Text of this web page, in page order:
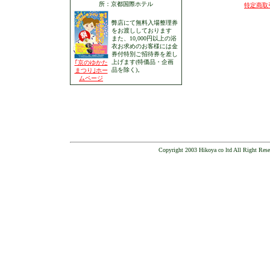
所：京都国際ホテル
｢京のゆかた
まつり｣ホー
ムページ
弊店にて無料入場整理券
をお渡ししております
また、10,000円以上の浴
衣お求めのお客様には金
券付特別ご招待券を差し
上げます(特価品・企画
品を除く)。
特定商取
Copyright 2003 Hikoya co ltd All Right